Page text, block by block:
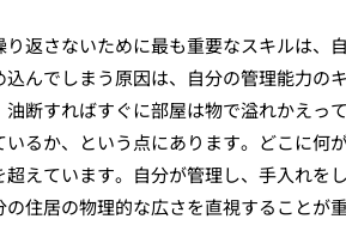
返さないために最も重要なスキルは、
んでしまう原因は、自分の管理能力の
断すればすぐに部屋は物で溢れかえっ
るか、という点にあります。どこに何
えています。自分が管理し、手入れを
住居の物理的な広さを直視することが